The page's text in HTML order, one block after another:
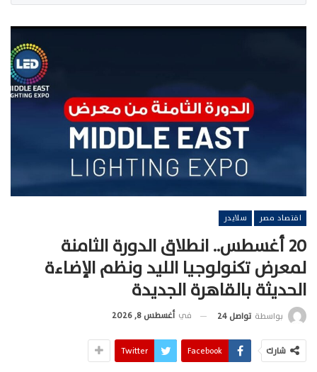
اقتصاد مصر سلايدر
20 أغسطس.. انطلاق الدورة الثامنة
لمعرض تكنولوجيا الليد ونظم الإضاءة
الحديثة بالقاهرة الجديدة
بواسطة تواصل 24 في أغسطس 8, 2026
شارك Facebook
Twitter